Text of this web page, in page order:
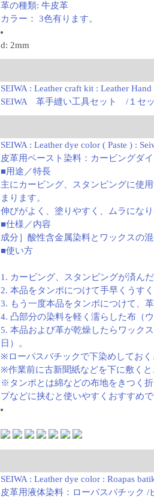
革の種類: 牛皮革
カラー： 3色有ります。
d: 2mm
SEIWA : Leather craft kit : Leather Hand
SEIWA 革手縫い工具セット /１セ
SEIWA : Leather dye color ( Paste ) :
皮革用ペースト染料：カービングダ
■用途／特長
主にカービング、スタンピングに使
まります。
伸びがよく、塗りやすく、ムラになり
■仕様／内容
成分］酸性含金属染料とワックスの
■使い方
1. カービング、スタンピングが済ん
2. 本品をタンポにつけて手早くうすく
3. もう一度本品をタンポにつけて、
4. 凸部分の染料を軽く濡らした布（
5. 本品および革が乾燥したらワック
日）。
※ローパスバチックで下染めしてお
※作業前に古新聞紙などを下に敷くと
※タンポとは綿などの布地をきつく
プなどに挟むと使いやすくおすすめで
SEIWA : Leather dye color : Roapas
皮革用液体染料：ローパスバチック /